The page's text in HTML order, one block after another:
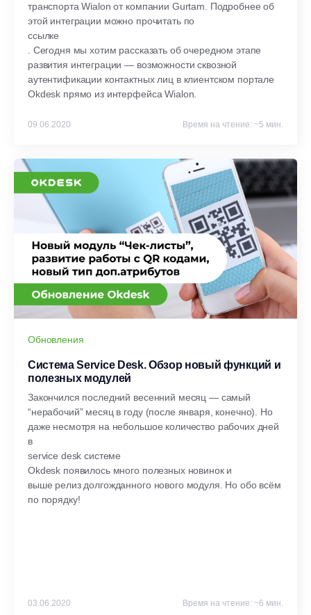
транспорта Wialon от компании Gurtam. Подробнее об
этой интеграции можно прочитать по
ссылке
. Сегодня мы хотим рассказать об очередном этапе
развития интеграции — возможности сквозной
аутентификации контактных лиц в клиентском портале
Okdesk прямо из интерфейса Wialon.
09.06.2020 Время на чтение: ~5 мин.
Обновления
Система Service Desk. Обзор новый функций и
полезных модулей
Закончился последний весенний месяц — самый
“нерабочий” месяц в году (после января, конечно). Но
даже несмотря на небольшое количество рабочих дней
в
service desk системе
Okdesk появилось много полезных новинок и
выше релиз долгожданного нового модуля. Но обо всём
по порядку!
03.06.2020 Время на чтение: ~6 мин.